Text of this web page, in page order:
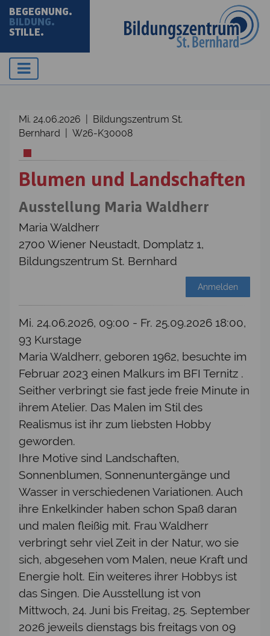
BEGEGNUNG.
BILDUNG.
STILLE.
Mi. 24.06.2026 | Bildungszentrum St.
Bernhard | W26-K30008
Blumen und Landschaften
Ausstellung Maria Waldherr
Maria Waldherr
2700 Wiener Neustadt, Domplatz 1,
Bildungszentrum St. Bernhard
Anmelden
Mi. 24.06.2026, 09:00 - Fr. 25.09.2026 18:00,
93 Kurstage
Maria Waldherr, geboren 1962, besuchte im
Februar 2023 einen Malkurs im BFI Ternitz .
Seither verbringt sie fast jede freie Minute in
ihrem Atelier. Das Malen im Stil des
Realismus ist ihr zum liebsten Hobby
geworden.
Ihre Motive sind Landschaften,
Sonnenblumen, Sonnenuntergänge und
Wasser in verschiedenen Variationen. Auch
ihre Enkelkinder haben schon Spaß daran
und malen fleißig mit. Frau Waldherr
verbringt sehr viel Zeit in der Natur, wo sie
sich, abgesehen vom Malen, neue Kraft und
Energie holt. Ein weiteres ihrer Hobbys ist
das Singen. Die Ausstellung ist von
Mittwoch, 24. Juni bis Freitag, 25. September
2026 jeweils dienstags bis freitags von 09